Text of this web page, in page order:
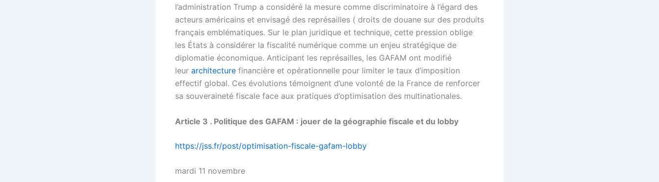
l’administration Trump a considéré la mesure comme discriminatoire à l’égard des
acteurs américains et envisagé des représailles ( droits de douane sur des produits
français emblématiques. Sur le plan juridique et technique, cette pression oblige
les États à considérer la fiscalité numérique comme un enjeu stratégique de
diplomatie économique. Anticipant les représailles, les GAFAM ont modifié
leur architecture financière et opérationnelle pour limiter le taux d’imposition
effectif global. Ces évolutions témoignent d’une volonté de la France de renforcer
sa souveraineté fiscale face aux pratiques d’optimisation des multinationales.
Article 3 . Politique des GAFAM : jouer de la géographie fiscale et du lobby
https://jss.fr/post/optimisation-fiscale-gafam-lobby
mardi 11 novembre